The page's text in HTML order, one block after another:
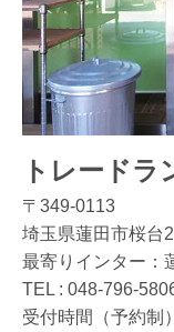
トレードラ
〒349-0113
埼玉県蓮田市桜台
最寄りインター：
TEL : 048-796-
受付時間（予約制